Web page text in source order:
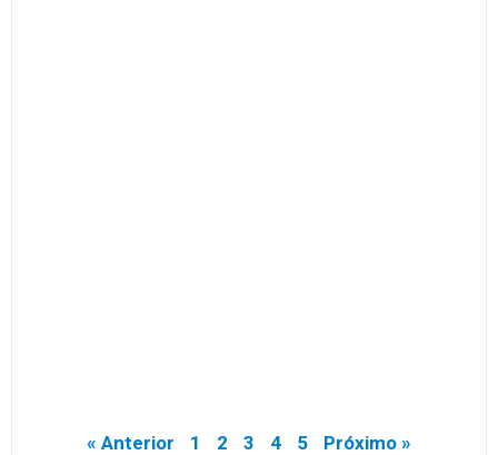
« Anterior 1 2 3 4 5 Próximo »